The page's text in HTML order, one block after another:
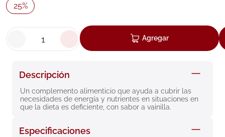
25%
Agregar
Descripción
Un complemento alimenticio que ayuda a cubrir las
necesidades de energía y nutrientes en situaciones en
que la dieta es deficiente, con sabor a vainilla.
Especificaciones
4. pilexil
degraler
8. roche posay
9. megacistin
10. pañales